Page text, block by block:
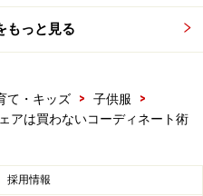
もっと見る
て・キッズ > 子供服
>
アは買わないコーディネート術
採用情報